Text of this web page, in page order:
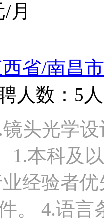
月
省/南昌市
人数：5
头光学
1.本科及
业经验者
。 4.语